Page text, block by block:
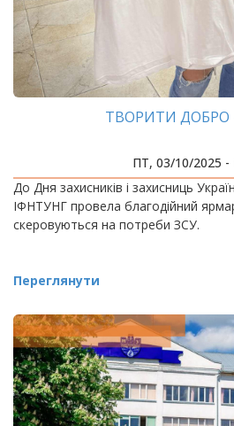
ТВОРИТИ ДОБРО
ПТ, 03/10/2025 -
До Дня захисників і захисниць
ІФНТУНГ провела благодійний
скеровуються на потреби ЗСУ.
Переглянути